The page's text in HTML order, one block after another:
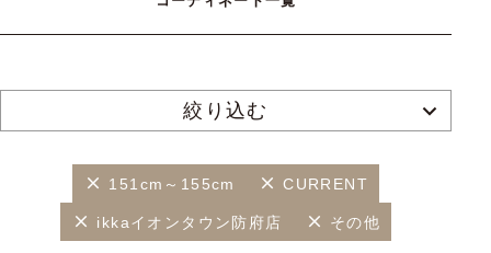
絞り込む
151cm～155cm CURRENT
ikkaイオンタウン防府店 その他